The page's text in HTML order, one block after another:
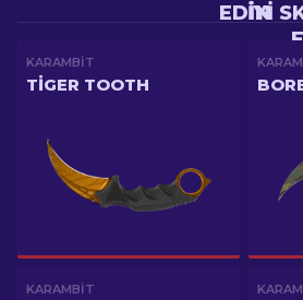
IYI
EDIN
KARAMBIT
TIGER TOOTH
KARAMBIT